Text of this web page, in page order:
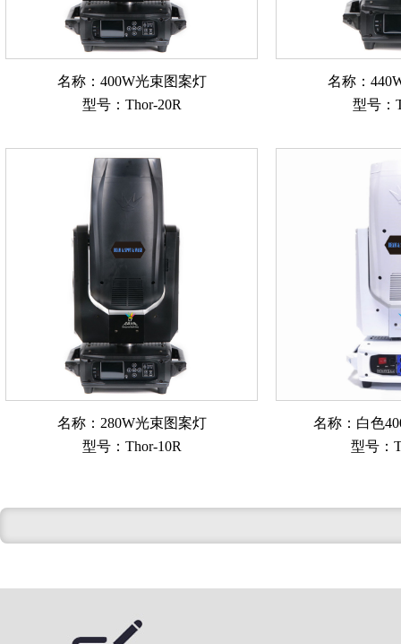
名称：400W光束图案灯
型号：Thor-20R
名称：
型号：
名称：280W光束图案灯
型号：Thor-10R
名称：白色
型号：